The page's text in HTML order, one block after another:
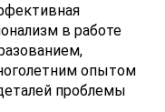
в работе
опытом
проблемы